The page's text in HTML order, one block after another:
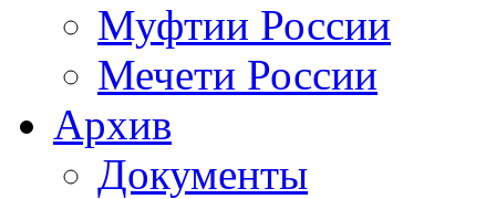
Муфтии России
Мечети России
Архив
Документы